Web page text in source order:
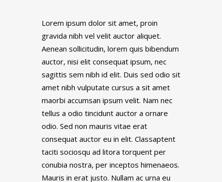
Lorem ipsum dolor sit amet, proin
gravida nibh vel velit auctor aliquet.
Aenean sollicitudin, lorem quis bibendum
auctor, nisi elit consequat ipsum, nec
sagittis sem nibh id elit. Duis sed odio sit
amet nibh vulputate cursus a sit amet
maorbi accumsan ipsum velit. Nam nec
tellus a odio tincidunt auctor a ornare
odio. Sed non mauris vitae erat
consequat auctor eu in elit. Classaptent
taciti sociosqu ad litora torquent per
conubia nostra, per inceptos himenaeos.
Mauris in erat justo. Nullam ac urna eu